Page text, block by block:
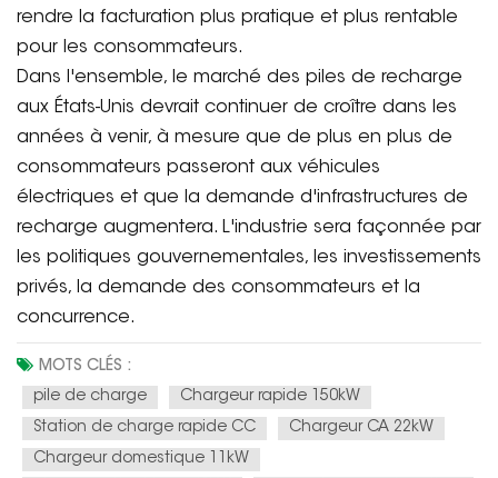
rendre la facturation plus pratique et plus rentable
pour les consommateurs.
Dans l'ensemble, le marché des piles de recharge
aux États-Unis devrait continuer de croître dans les
années à venir, à mesure que de plus en plus de
consommateurs passeront aux véhicules
électriques et que la demande d'infrastructures de
recharge augmentera. L'industrie sera façonnée par
les politiques gouvernementales, les investissements
privés, la demande des consommateurs et la
concurrence.
MOTS CLÉS :
pile de charge
Chargeur rapide 150kW
Station de charge rapide CC
Chargeur CA 22kW
Chargeur domestique 11kW